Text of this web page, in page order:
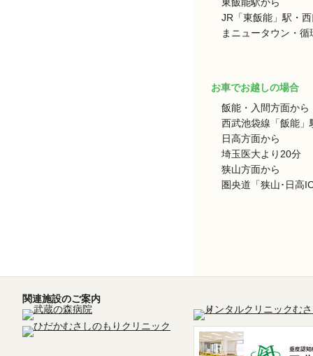
JR「東飯能」駅・
まニュータウン・
お車でお越しの場合
飯能・入間方面から
西武池袋線「飯能
日高方面から
埼玉医大より20分
狭山方面から
圏央道「狭山･日高
関連施設のご案内